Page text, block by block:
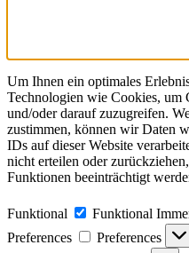
Um Ihnen ein optimales
Technologien wie Cookies, um
und/oder darauf zuzugreifen.
zustimmen, können wir Daten
IDs auf dieser Website
nicht erteilen oder
Funktionen beeinträchtigt
Funktional Funktional
Preferences
Preferences